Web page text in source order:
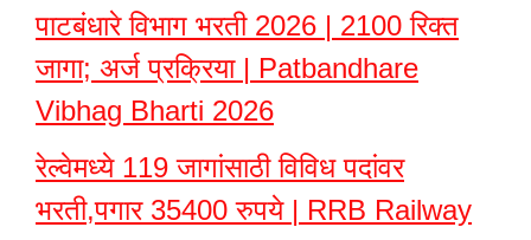
पाटबंधारे विभाग भरती 2026 | 2100 रिक्त
जागा; अर्ज प्रक्रिया | Patbandhare
Vibhag Bharti 2026
रेल्वेमध्ये 119 जागांसाठी विविध पदांवर
भरती,पगार 35400 रुपये | RRB Railway